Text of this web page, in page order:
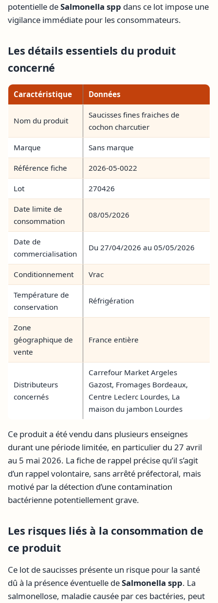
potentielle deSalmonella spp dans ce lot impose une
vigilance immédiate pour les consommateurs.
Les détails essentiels du produit
concerné
Caractéristique Données
Nom du produit
Saucisses fines fraiches de
cochon charcutier
Marque Sans marque
Référence fiche 2026-05-0022
Lot 270426
Date limite de
consommation
08/05/2026
Date de
commercialisation
Du 27/04/2026 au 05/05/2026
Conditionnement Vrac
Température de
conservation
Réfrigération
Zone
géographique de
vente
France entière
Distributeurs
concernés
Carrefour Market Argeles
Gazost, Fromages Bordeaux,
Centre Leclerc Lourdes, La
maison du jambon Lourdes
Ce produit a été vendu dans plusieurs enseignes
durant une période limitée, en particulier du 27 avril
au 5 mai 2026. La fiche de rappel précise qu’il s’agit
d’un rappel volontaire, sans arrêté préfectoral, mais
motivé par la détection d’une contamination
bactérienne potentiellement grave.
Les risques liés à la consommation de
ce produit
Ce lot de saucisses présente un risque pour la santé
dû à la présence éventuelle deSalmonella spp. La
salmonellose, maladie causée par ces bactéries, peut